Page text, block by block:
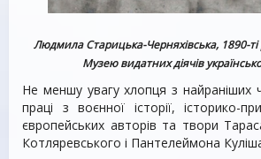
Людмила Старицька-Черняхівська,1890-ті
Музею видатних діячів
Не меншу увагу хлопця з найраніших
праці з воєнної історії, історико-
європейських авторів та твори
Котляревського і Пантелеймона